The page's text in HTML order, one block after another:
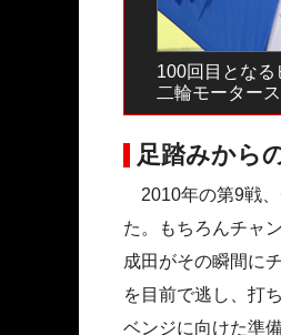
100回目とな
二輪モーター
足踏みから
2010年の第9戦、
た。もちろんチャ
成田がその瞬間に
を目前で逃し、打
ベンジに向けた準